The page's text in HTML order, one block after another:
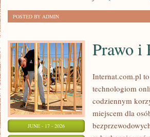
ODCHUDZANIU
POSTED BY ADMIN
JUNE - 17 - 2026
Prawo i
Internat.com.pl
technologiom
codziennym
miejscem dla